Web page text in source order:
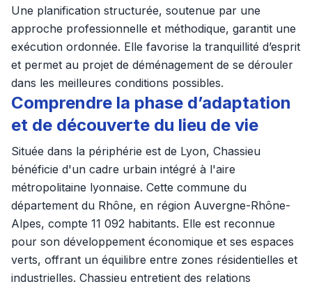
Une planification structurée, soutenue par une
approche professionnelle et méthodique, garantit une
exécution ordonnée. Elle favorise la tranquillité d’esprit
et permet au projet de déménagement de se dérouler
dans les meilleures conditions possibles.
Comprendre la phase d’adaptation
et de découverte du lieu de vie
Située dans la périphérie est de Lyon, Chassieu
bénéficie d'un cadre urbain intégré à l'aire
métropolitaine lyonnaise. Cette commune du
département du Rhône, en région Auvergne-Rhône-
Alpes, compte 11 092 habitants. Elle est reconnue
pour son développement économique et ses espaces
verts, offrant un équilibre entre zones résidentielles et
industrielles. Chassieu entretient des relations